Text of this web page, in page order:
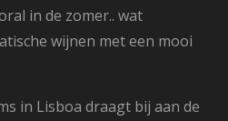
in de zomer.. wat
wijnen met een mooi
in Lisboa draagt bij aan de